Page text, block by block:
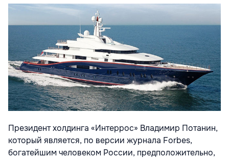
Президент холдинга «Интеррос» Владимир Потанин,
который является, по версии журнала Forbes,
богатейшим человеком России, предположительно,